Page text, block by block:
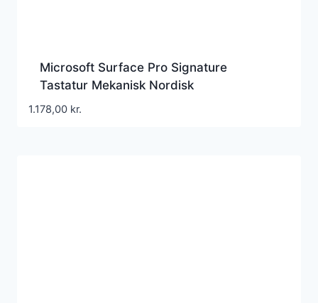
Microsoft Surface Pro Signature
Tastatur Mekanisk Nordisk
(dansk/finsk/norsk/svensk) – 8XB-00049
1.178,00 kr.